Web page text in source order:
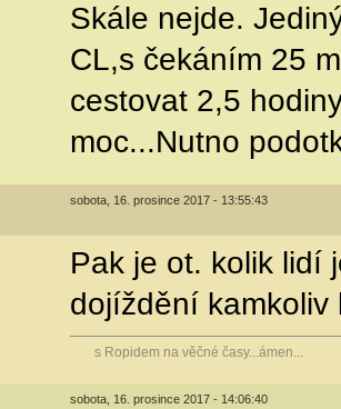
Skále nejde.
CL,s čekáním 25
cestovat 2,5
moc...Nutno
sobota, 16. prosince 2017 - 13:55:43
Pak je ot. kolik lidí
dojíždění kamkoliv
s Ropidem na věčné časy...ámen...
sobota, 16. prosince 2017 - 14:06:40